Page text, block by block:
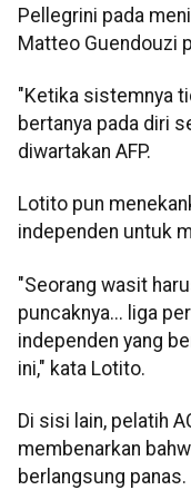
Pellegrini pada
Matteo Guendouzi
"Ketika sistemnya
bertanya pada diri
diwartakan AFP.
Lotito pun
independen untuk
"Seorang wasit
puncaknya... liga
independen yang
ini," kata Lotito.
Di sisi lain, pelatih
membenarkan
berlangsung